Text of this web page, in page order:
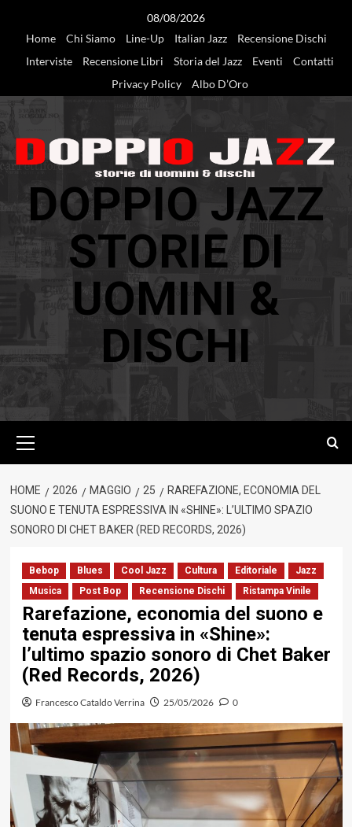
08/08/2026
Home
Chi Siamo Line-Up Italian Jazz
Recensione Dischi
Interviste
Recensione Libri Storia del Jazz Eventi
Contatti
Privacy Policy
Albo D’Oro
DOPPIO JAZZ
STORIE DI
UOMINI &
DISCHI
principale
HOME 2026 MAGGIO 25
RAREFAZIONE, ECONOMIA DEL
SUONO E TENUTA ESPRESSIVA IN «SHINE»: L’ULTIMO SPAZIO
SONORO DI CHET BAKER (RED RECORDS, 2026)
Bebop Blues Cool Jazz Cultura Editoriale
Jazz
Musica
Post Bop Recensione Dischi Ristampa Vinile
Rarefazione, economia del suono e
tenuta espressiva in «Shine»:
l’ultimo spazio sonoro di Chet Baker
(Red Records, 2026)
Francesco Cataldo Verrina 25/05/2026 0